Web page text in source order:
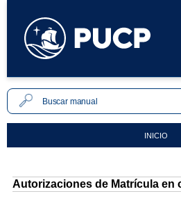
INICIO
Autorizaciones de Matrícula en